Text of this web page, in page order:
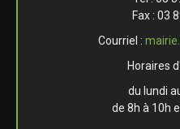
Fax : 03
Courriel :
Horaires
du lundi
de 8h à 10h